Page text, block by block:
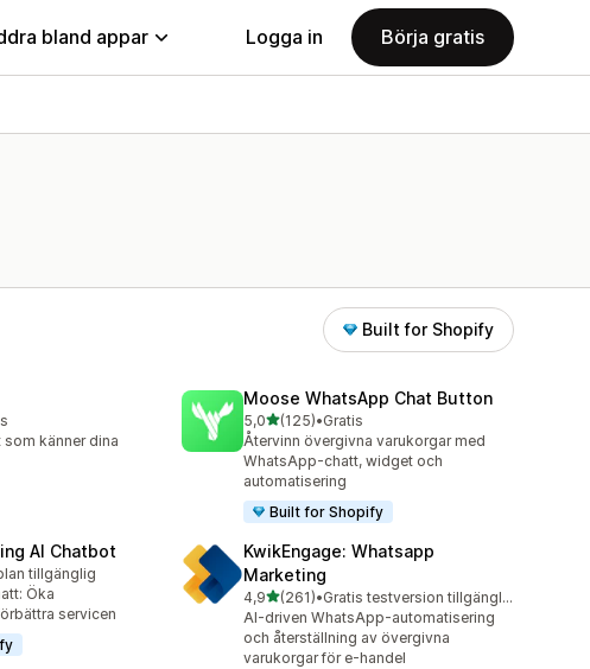
bland appar Logga in Börja gratis
Built for Shopify
känner dina
Moose WhatsApp Chat Button
5,0av 5 stjärnor
(125)
125 recensioner totalt
•Gratis
Återvinn övergivna varukorgar med
WhatsApp-chatt, widget och
automatisering
Built for Shopify
AI Chatbot
tillgänglig
Öka
servicen
KwikEngage: Whatsapp
Marketing
4,9av 5 stjärnor
(261)
261 recensioner totalt
•
Gratis testversion tillgänglig
AI-driven WhatsApp-automatisering
och återställning av övergivna
varukorgar för e-handel